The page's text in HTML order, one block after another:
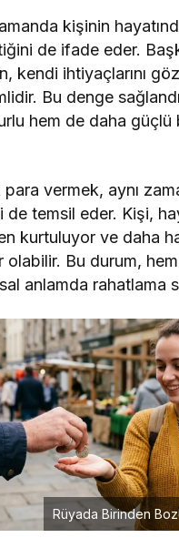
kişinin
de ifade eder.
kendi ihtiyaçlarını
Bu denge
hem de daha güçlü
vermek, aynı
de temsil eder. Kişi,
kurtuluyor ve daha
olabilir. Bu durum,
anlamda rahatlama
Rüyada Birinden